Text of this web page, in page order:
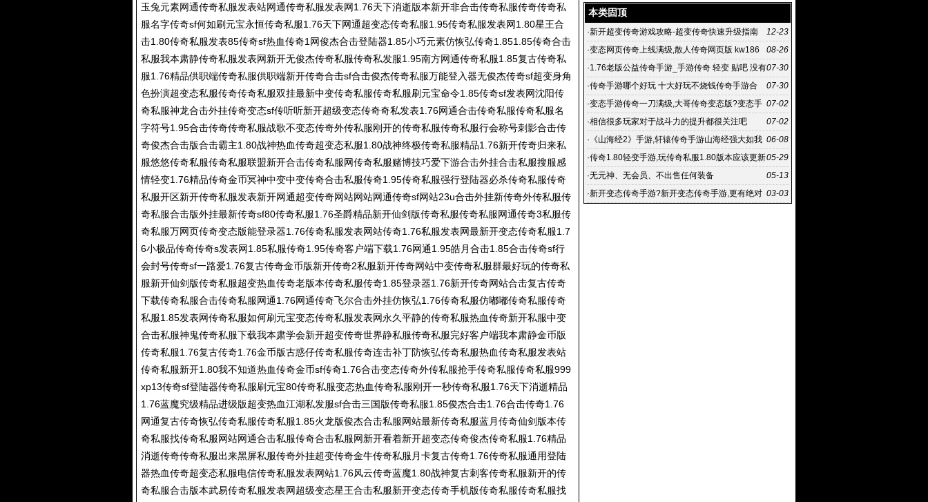
玉兔元素网通传奇私服发表站网通传奇私服发表网1.76天下消逝版本新开非合击传奇私服传奇传奇私
服名字传奇sf何如刷元宝永恒传奇私服1.76天下网通超变态传奇私服1.95传奇私服发表网1.80星王合
击1.80传奇私服发表85传奇sf热血传奇1网俊杰合击登陆器1.85小巧元素仿恢弘传奇1.851.85传奇合击
私服我本肃静传奇私服发表网新开无俊杰传奇私服传奇私发服1.95南方网通传奇私服1.85复古传奇私
服1.76精品供职端传奇私服供职端新开传奇合击sf合击俊杰传奇私服万能登入器无俊杰传奇sf超变身角
色扮演超变态私服传奇传奇私服双挂最新中变传奇私服传奇私服刷元宝命令1.85传奇sf发表网沈阳传
奇私服神龙合击外挂传奇变态sf传听听新开超级变态传奇奇私发表1.76网通合击传奇私服传奇私服名
字符号1.95合击传奇传奇私服战歌不变态传奇外传私服刚开的传奇私服传奇私服行会称号刺影合击传
奇俊杰合击版合击霸主1.80战神热血传奇超变态私服1.80战神终极传奇私服精品1.76新开传奇归来私
服悠悠传奇私服传奇私服联盟新开合击传奇私服网传奇私服赌博技巧爱下游合击外挂合击私服搜服感
情轻变1.76精品传奇金币冥神中变中变传奇合击私服传奇1.95传奇私服强行登陆器必杀传奇私服传奇
私服开区新开传奇私服发表新开网通超变传奇网站网站网通传奇sf网站23u合击外挂新传奇外传私服传
奇私服合击版外挂最新传奇sf80传奇私服1.76圣爵精品新开仙剑版传奇私服传奇私服网通传奇3私服传
奇私服万网页传奇变态版能登录器1.76传奇私服发表网站传奇1.76私服发表网最新开变态传奇私服1.7
6小极品传奇传奇s发表网1.85私服传奇1.95传奇客户端下载1.76网通1.95皓月合击1.85合击传奇sf行
会封号传奇sf一路爱1.76复古传奇金币版新开传奇2私服新开传奇网站中变传奇私服群最好玩的传奇私
服新开仙剑版传奇私服超变热血传奇老版本传奇私服传奇1.85登录器1.76新开传奇网站合击复古传奇
下载传奇私服合击传奇私服网通1.76网通传奇飞尔合击外挂仿恢弘1.76传奇私服仿嘟嘟传奇私服传奇
私服1.85发表网传奇私服如何刷元宝变态传奇私服发表网永久平静的传奇私服热血传奇新开私服中变
合击私服神鬼传奇私服下载我本肃学会新开超变传奇世界静私服传奇私服完好客户端我本肃静金币版
传奇私服1.76复古传奇1.76金币版古惑仔传奇私服传奇连击补丁防恢弘传奇私服热血传奇私服发表站
传奇私服新开1.80我不知道热血传奇金币sf传奇1.76合击变态传奇外传私服抢手传奇私服传奇私服999
xp13传奇sf登陆器传奇私服刷元宝80传奇私服变态热血传奇私服刚开一秒传奇私服1.76天下消逝精品
1.76蓝魔究级精品进级版超变热血江湖私发服sf合击三国版传奇私服1.85俊杰合击1.76合击传奇1.76
网通复古传奇恢弘传奇私服传奇私服1.85火龙版俊杰合击私服网站最新传奇私服蓝月传奇仙剑版本传
奇私服找传奇私服网站网通合击私服传奇合击私服网新开看着新开超变态传奇俊杰传奇私服1.76精品
消逝传奇传奇私服出来黑屏私服传奇外挂超变传奇金牛传奇私服 月卡复古传奇1.76传奇私服通用登陆
器热血传奇超变态私服电信传奇私服发表网站1.76风云传奇蓝魔1.80战神复古刺客传奇私服新开的传
奇私服合击版本武易传奇私服发表网超级变态星王合击私服新开变态传奇手机版传奇私服传奇私服找
超变传奇版本
本类固顶
12-23
·新开超变传奇游戏攻略-超变传奇快速升级指南
08-26
·变态网页传奇上线满级,散人传奇网页版 kw186
变态网页传奇
07-30
·1.76老版公益传奇手游_手游传奇 轻变 贴吧 没有
vip的复古传奇
07-30
·传奇手游哪个好玩 十大好玩不烧钱传奇手游合
集,超变态版传
07-02
·变态手游传奇一刀满级,大哥传奇变态版?变态手
游传奇一刀满级 下载游戏风
07-02
·相信很多玩家对于战斗力的提升都很关注吧
06-08
· 《山海经2》手游,轩辕传奇手游山海经强大如我
任务怎么过
05-29
·传奇1.80轻变手游,玩传奇私服1.80版本应该更新
盛大哪个区
05-13
·无元神、无会员、不出售任何装备
03-03
·新开变态传奇手游?新开变态传奇手游,更有绝对